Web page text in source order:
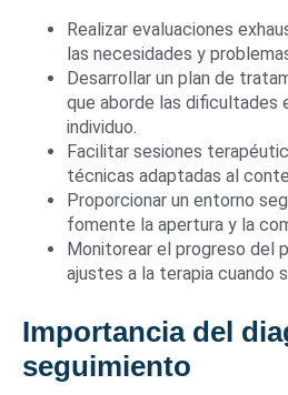
Realizar evaluaciones
las necesidades y
Desarrollar un plan de
que aborde las dificultades
individuo.
Facilitar sesiones
técnicas adaptadas al
Proporcionar un entorno
fomente la apertura y la
Monitorear el progreso del
ajustes a la terapia cuando
Importancia del
seguimiento